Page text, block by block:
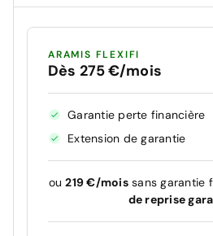
ARAMIS FLEXIFI
Dès 275 €/mois
Garantie perte financière
Extension de garantie
ou219 €/moissans garantie
de reprise